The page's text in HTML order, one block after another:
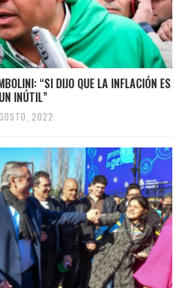
“SI DIJO QUE LA INFLACIÓN ES
INÚTIL”
2022